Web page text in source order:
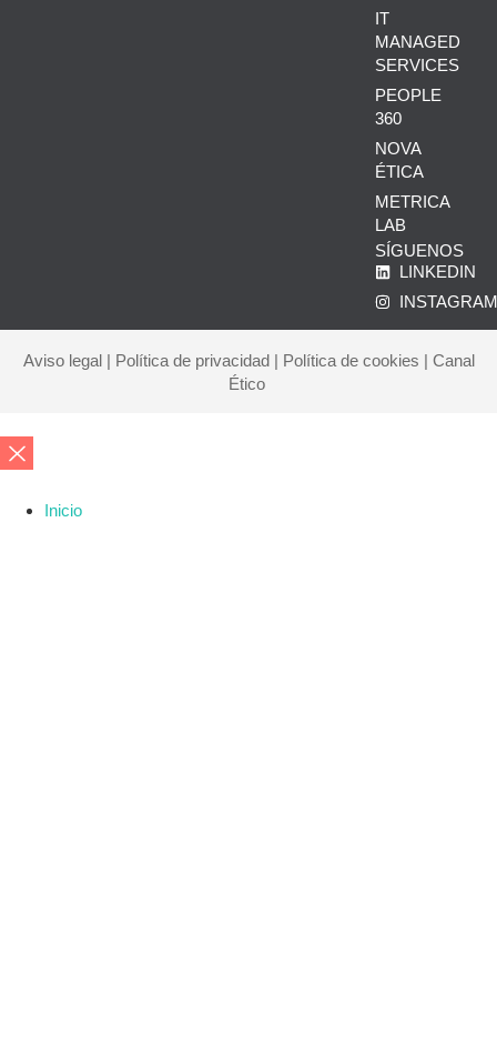
IT
MANAGED
SERVICES
PEOPLE
360
NOVA
ÉTICA
METRICA
LAB
SÍGUENOS
LINKEDIN
Aviso legal| Política de privacidad| Política de cookies | Canal
Ético
Inicio